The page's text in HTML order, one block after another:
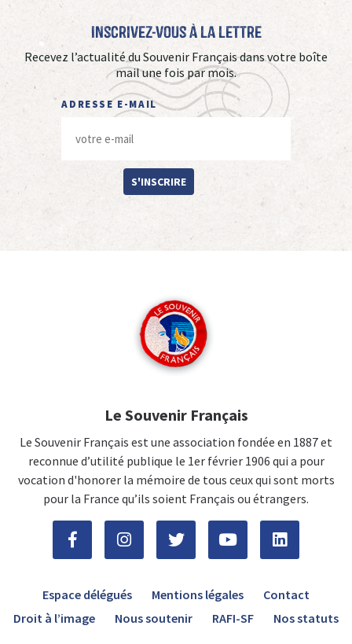
Inscrivez-vous à La Lettre
Recevez l’actualité du Souvenir Français dans votre boîte
mail une fois par mois.
ADRESSE E-MAIL
S'INSCRIRE
Le Souvenir Français
Le Souvenir Français est une association fondée en 1887 et
reconnue d’utilité publique le 1er février 1906 qui a pour
vocation d'honorer la mémoire de tous ceux qui sont morts
pour la France qu’ils soient Français ou étrangers.
Espace délégués Mentions légales
Contact
Droit à l’image
Nous soutenir RAFI-SF Nos statuts